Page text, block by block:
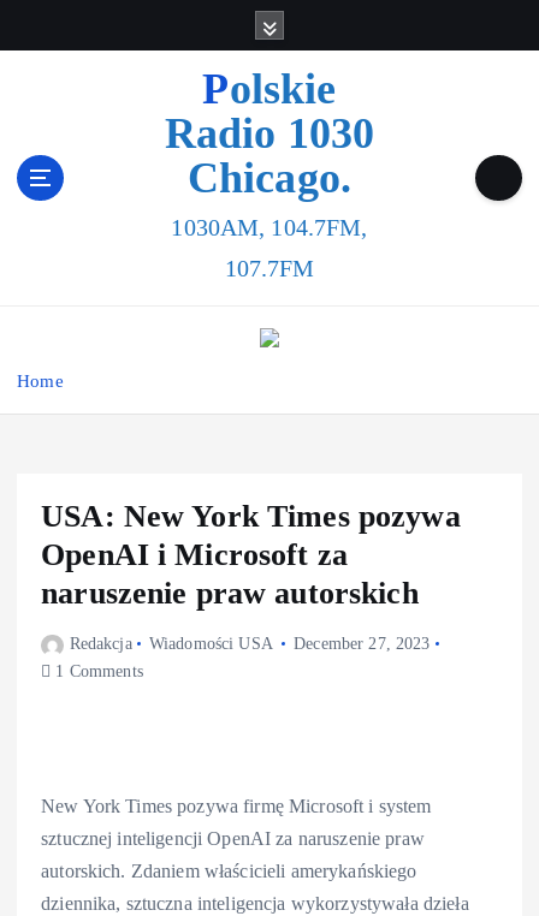
Polskie
Radio 1030
Chicago.
1030AM, 104.7FM,
107.7FM
Home
USA: New York Times pozywa
OpenAI i Microsoft za
naruszenie praw autorskich
Redakcja Wiadomości USA
December 27, 2023
1 Comments
New York Times pozywa firmę Microsoft i system
sztucznej inteligencji OpenAI za naruszenie praw
autorskich. Zdaniem właścicieli amerykańskiego
dziennika, sztuczna inteligencja wykorzystywała dzieła